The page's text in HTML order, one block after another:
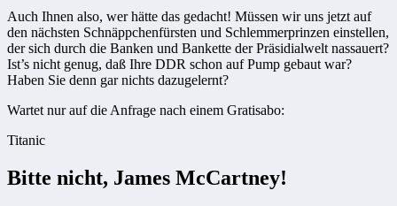
Auch Ihnen also, wer hätte das gedacht! Müssen wir uns jetzt auf
den nächsten Schnäppchenfürsten und Schlemmerprinzen einstellen,
der sich durch die Banken und Bankette der Präsidialwelt nassauert?
Ist’s nicht genug, daß Ihre DDR schon auf Pump gebaut war?
Haben Sie denn gar nichts dazugelernt?
Wartet nur auf die Anfrage nach einem Gratisabo:
Titanic
Bitte nicht, James McCartney!